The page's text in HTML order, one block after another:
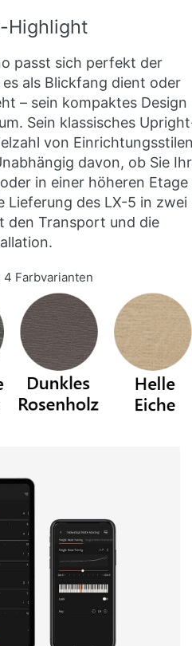
Highlight
passt sich perfekt der
als Blickfang dient oder
– sein kompaktes Design
Sein klassisches
von
davon, ob Sie Ihr
in einer höheren Etage
Lieferung des LX-5 in zwei
den Transport und die
4 Farbvarianten